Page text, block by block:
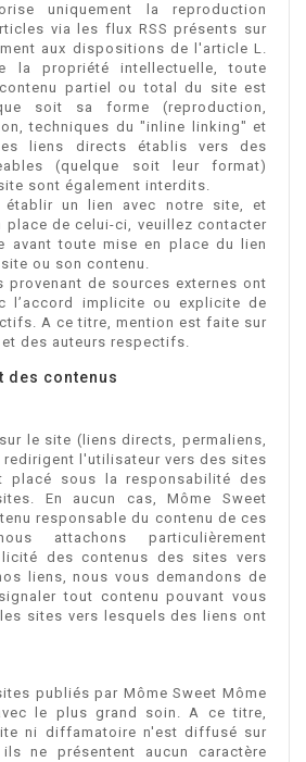
uniquement la reproduction
via les flux RSS présents sur
aux dispositions de l'article L.
la propriété intellectuelle, toute
partiel ou total du site est
soit sa forme (reproduction,
techniques du "inline linking" et
liens directs établis vers des
(quelque soit leur format)
sont également interdits.
établir un lien avec notre site, et
place de celui-ci, veuillez contacter
avant toute mise en place du lien
ou son contenu.
provenant de sources externes ont
l’accord implicite ou explicite de
A ce titre, mention est faite sur
des auteurs respectifs.
des contenus
le site (liens directs, permaliens,
redirigent l'utilisateur vers des sites
placé sous la responsabilité des
En aucun cas, Môme Sweet
responsable du contenu de ces
attachons particulièrement
des contenus des sites vers
liens, nous vous demandons de
tout contenu pouvant vous
sites vers lesquels des liens ont
publiés par Môme Sweet Môme
le plus grand soin. A ce titre,
ni diffamatoire n'est diffusé sur
ne présentent aucun caractère